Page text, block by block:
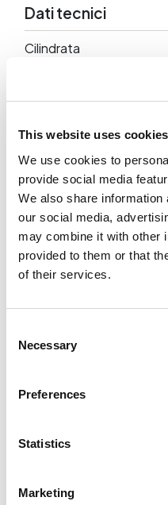
This website uses cookies
We use cookies to
provide social media
We also share
our social media,
may combine it with other
provided to them or that
of their services.
Selection
Necessary
Preferences
Statistics
Marketing
Dati tecnici
Cilindrata
Optional in
Optional di serie